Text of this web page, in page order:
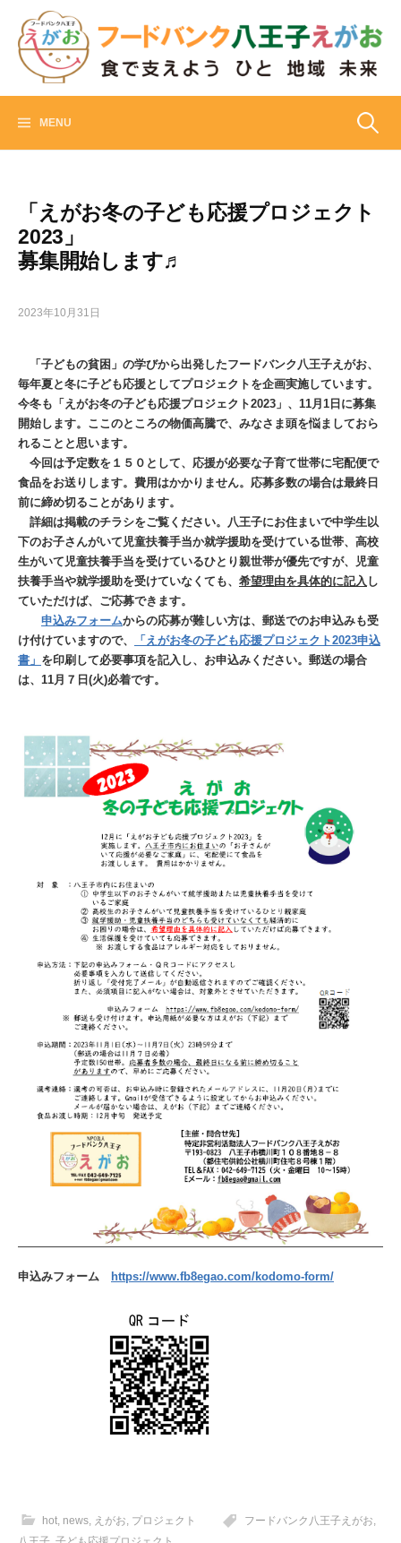
content
MENU 検
「えがお冬の子ども応援プロジェクト
2023」
募集開始します♬
2023年10月31日
「子どもの貧困」の学びから出発したフードバンク八王子えがお、
毎年夏と冬に子ども応援としてプロジェクトを企画実施しています。
今冬も「えがお冬の子ども応援プロジェクト2023」、11月1日に募集
開始します。ここのところの物価高騰で、みなさま頭を悩ましておら
れることと思います。
今回は予定数を１５０として、応援が必要な子育て世帯に宅配便で
食品をお送りします。費用はかかりません。 応募多数の場合は最終日
前に締め切ることがあります。
詳細は掲載のチラシをご覧ください。八王子にお住まいで中学生以
下のお子さんがいて児童扶養手当か就学援助を受けている世帯、高校
生がいて児童扶養手当を受けているひとり親世帯が優先ですが、児童
扶養手当や就学援助を受けていなくても、 希望理由を具体的に記入 し
ていただけば、ご応募できます。
申込みフォームからの応募が難しい方は、郵送でのお申込みも受
け付けていますので、
「えがお冬の子ども応援プロジェクト2023申込
書」 を印刷して必要事項を記入し、お申込みください。郵送の場合
は、11月７日(火)必着です。
申込みフォーム https://www.fb8egao.com/kodomo-form/
hot, news, えがお, プロジェクト フードバンク八王子えがお,